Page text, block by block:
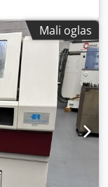
Mali oglas